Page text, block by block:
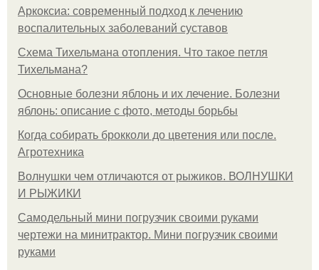
Аркоксиа: современный подход к лечению
воспалительных заболеваний суставов
Схема Тихельмана отопления. Что такое петля
Тихельмана?
Основные болезни яблонь и их лечение. Болезни
яблонь: описание с фото, методы борьбы
Когда собирать брокколи до цветения или после.
Агротехника
Волнушки чем отличаются от рыжиков. ВОЛНУШКИ
И РЫЖИКИ
Самодельный мини погрузчик своими руками
чертежи на минитрактор. Мини погрузчик своими
руками